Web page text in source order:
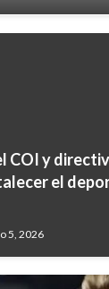
COI y
el
5, 2026